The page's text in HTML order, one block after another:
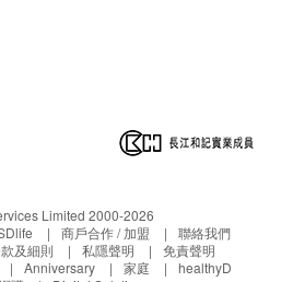
素及胃藥者不做此項目，避免
假陰性。
;
,不穿帶鋼圈或金屬扣內衣,不
生，作出診斷及治療。
戶提供。生活易【健康網購
沒有經營或提供本服務/產品。
損害、受傷或法律訴訟，健康
務之體檢中心或商戶提出。
Limited 2000-2026
商戶合作 / 加盟
聯絡我們
及細則 私隱聲明
免責聲明
Anniversary 家庭
healthyD